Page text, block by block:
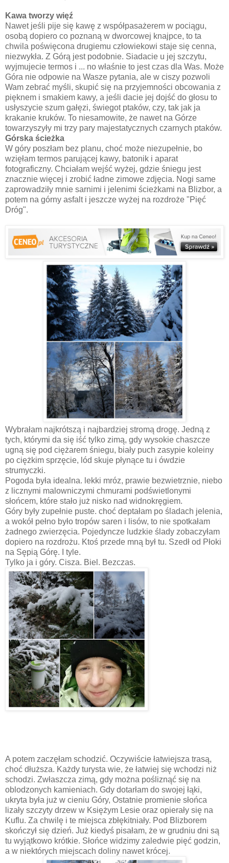
Kawa tworzy więź
Nawet jeśli pije się kawę z współpasażerem w pociągu,
osobą dopiero co poznaną w dworcowej knajpce, to ta
chwila poświęcona drugiemu człowiekowi staje się cenna,
niezwykła. Z Górą jest podobnie. Siadacie u jej szczytu,
wyjmujecie termos i ... no właśnie to jest czas dla Was. Może
Góra nie odpowie na Wasze pytania, ale w ciszy pozwoli
Wam zebrać myśli, skupić się na przyjemności obcowania z
pięknem i smakiem kawy, a jeśli dacie jej dojść do głosu to
usłyszycie szum gałęzi, świegot ptaków, czy, tak jak ja
krakanie kruków. To niesamowite, że nawet na Górze
towarzyszyły mi trzy pary majestatycznych czarnych ptaków.
Górska ścieżka
W góry poszłam bez planu, choć może niezupełnie, bo
wzięłam termos parującej kawy, batonik i aparat
fotograficzny. Chciałam wejść wyżej, gdzie śniegu jest
znacznie więcej i zrobić ładne zimowe zdjęcia. Nogi same
zaprowadziły mnie sarnimi i jelenimi ścieżkami na Blizbor, a
potem na górny asfalt i jeszcze wyżej na rozdroże "Pięć
Dróg".
Wybrałam najkrótszą i najbardziej stromą drogę. Jedną z
tych, którymi da się iść tylko zimą, gdy wysokie chaszcze
ugną się pod ciężarem śniegu, biały puch zasypie koleiny
po ciężkim sprzęcie, lód skuje płynące tu i ówdzie
strumyczki.
Pogoda była idealna. lekki mróz, prawie bezwietrznie, niebo
z licznymi malowniczymi chmurami podświetlonymi
słońcem, które stało już nisko nad widnokręgiem.
Góry były zupełnie puste. choć deptałam po śladach jelenia,
a wokół pełno było tropów saren i lisów, to nie spotkałam
żadnego zwierzęcia. Pojedyncze ludzkie ślady zobaczyłam
dopiero na rozdrożu. Ktoś przede mną był tu. Szedł od Płoki
na Sępią Górę. I tyle.
Tylko ja i góry. Cisza. Biel. Bezczas.
A potem zaczęłam schodzić. Oczywiście łatwiejsza trasą,
choć dłuższa. Każdy turysta wie, że łatwiej się wchodzi niż
schodzi. Zwłaszcza zimą, gdy można pośliznąć się na
oblodzonych kamieniach. Gdy dotarłam do swojej łąki,
ukryta była już w cieniu Góry, Ostatnie promienie słońca
lizały szczyty drzew w Księżym Lesie oraz opierały się na
Kuflu. Za chwilę i te miejsca zbłękitniały. Pod Blizborem
skończył się dzień. Już kiedyś pisałam, że w grudniu dni są
tu wyjątkowo krótkie. Słońce widzimy zaledwie pięć godzin,
a w niektórych miejscach doliny nawet krócej.